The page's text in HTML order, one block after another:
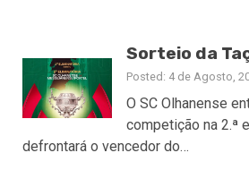
Sorteio da
Posted: 4 de Agosto,
O SC Olhanense
competição na 2.ª
defrontará o vencedor do…